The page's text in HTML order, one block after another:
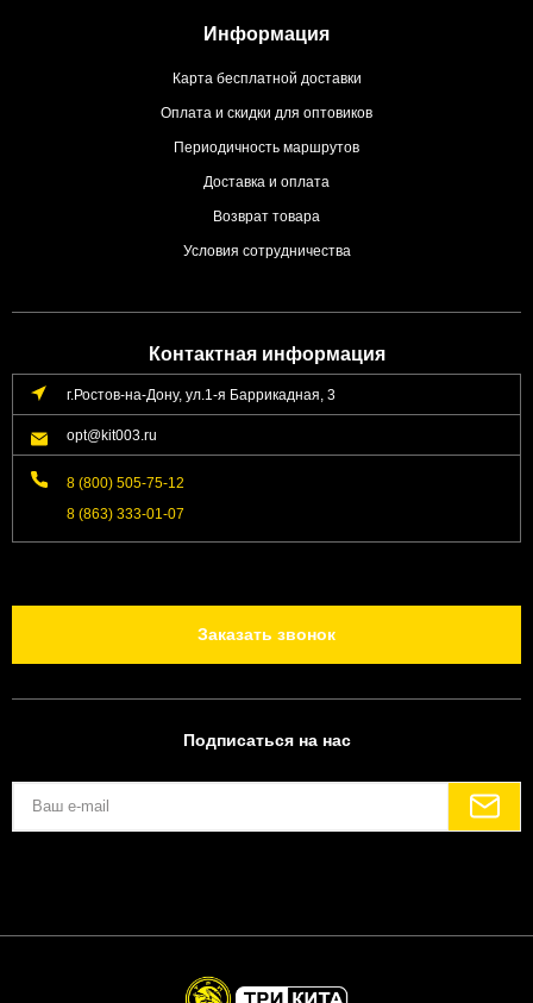
Информация
Карта бесплатной доставки
Оплата и скидки для оптовиков
Периодичность маршрутов
Доставка и оплата
Возврат товара
Условия сотрудничества
Контактная информация
г.Ростов-на-Дону, ул.1-я Баррикадная, 3
opt@kit003.ru
8 (800) 505-75-12
8 (863) 333-01-07
Заказать звонок
Подписаться на нас